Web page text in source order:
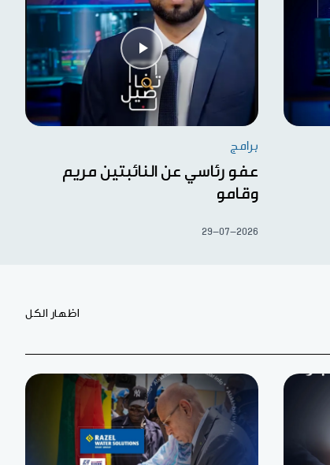
برامج
عفو رئاسي عن النائبتين مريم
وقامو
29-07-2026
اظهار الكل